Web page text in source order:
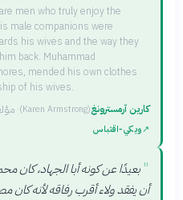
men who truly enjoy the
male companions were
his wives and the way they
back. Muhammad
mended his own clothes
of his wives.
كارين آرمسترونغ
(Karen Armstrong)
·
↗ويكي‑اقتباس
" بعيدًا عن كونه أبا الجهاد، كان
أن يفقد ولاء أقرب رفاقه لأنه